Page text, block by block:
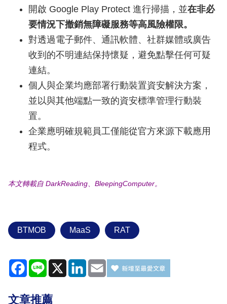
開啟 Google Play Protect 進行掃描，並在非必
要情況下撤銷無障礙服務等高風險權限。
對透過電子郵件、通訊軟體、社群媒體或廣告
收到的不明連結保持懷疑，避免點擊任何可疑
連結。
個人與企業均應部署行動裝置資安解決方案，
並以與其他端點一致的資安標準管理行動裝
置。
企業應明確規範員工僅能從官方來源下載應用
程式。
本文轉載自 DarkReading、BleepingComputer。
BTMOB MaaS RAT
Facebook
Line X LinkedIn
Email
文章推薦